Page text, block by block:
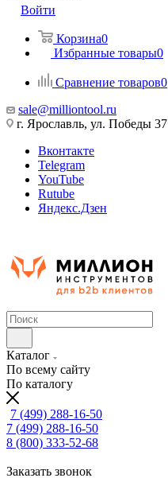
Войти
Корзина0
Избранные товары0
Сравнение товаров0
sale@milliontool.ru
г. Ярославль, ул. Победы 37
Вконтакте
Telegram
YouTube
Rutube
Яндекс.Дзен
Каталог
По всему сайту
По каталогу
7 (499) 288-16-50
7 (499) 288-16-50
8 (800) 333-52-68
Заказать звонок